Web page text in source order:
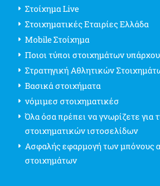
Στοίχημα Live
Στοιχηματικές Εταιρίες Ελλάδα
Mobile Στοίχημα
Ποιοι τύποι στοιχημάτων
Στρατηγική Αθλητικών
Βασικά στοιχήματα
νόμιμεσ στοιχηματικέσ
Όλα όσα πρέπει να γνωρίζετε για
στοιχηματικών ιστοσελίδων
Ασφαλής εφαρμογή των μπόνους
στοιχημάτων